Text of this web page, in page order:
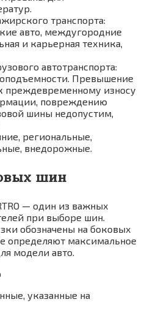
транспорта:
авто, междугородние
и карьерная техника,
автотранспорта:
Превышение
преждевременному износу
повреждению
шины недопустим,
региональные,
внедорожные.
шин
— один из важных
при выборе шин.
обозначены на боковых
определяют максимальное
модели авто.
указанные на